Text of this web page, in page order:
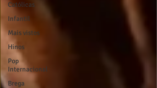
Católicas
Infantil
Mais vistos
Hinos
Pop
Internacional
Brega